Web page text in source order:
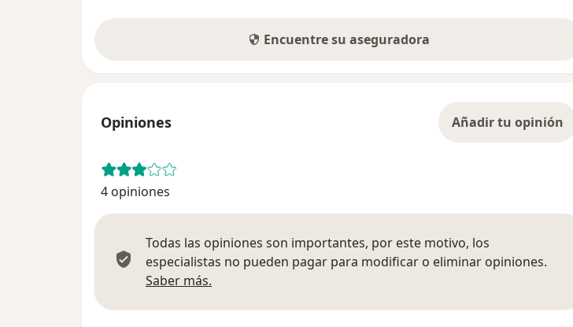
Encuentre su aseguradora
Opiniones Añadir tu opinión
4 opiniones
Todas las opiniones son importantes, por este motivo, los
especialistas no pueden pagar para modificar o eliminar opiniones.
Saber más.